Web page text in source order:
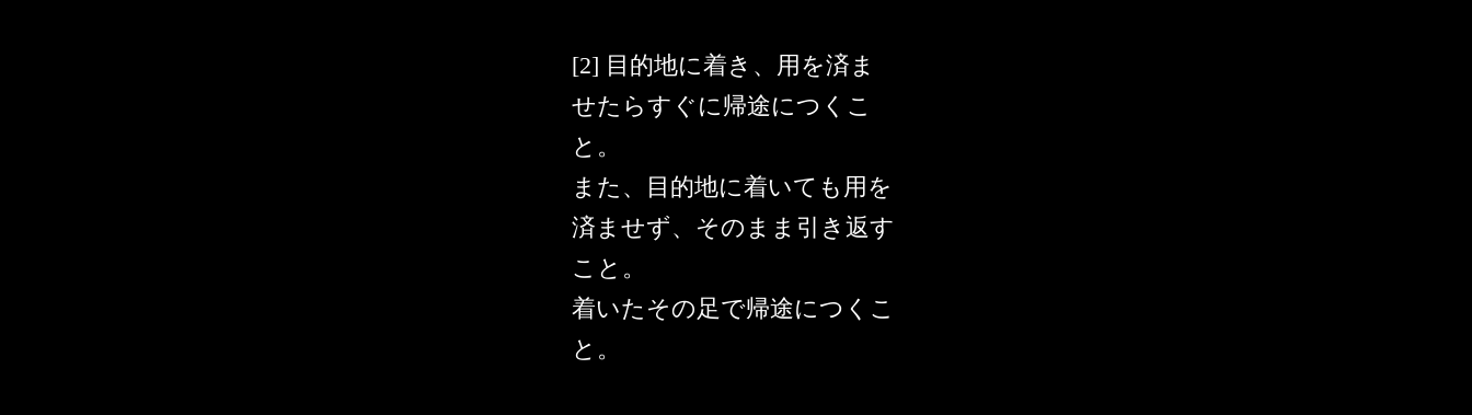
[2] 目的地に着き、用を済ま
せたらすぐに帰途につくこ
と。
また、目的地に着いても用を
済ませず、そのまま引き返す
こと。
着いたその足で帰途につくこ
と。